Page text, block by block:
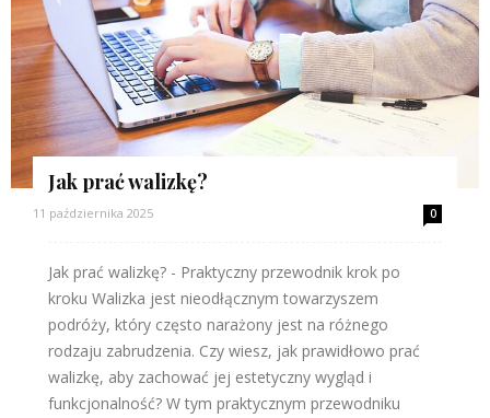
Jak prać walizkę?
11 października 2025 0
Jak prać walizkę? - Praktyczny przewodnik krok po
kroku Walizka jest nieodłącznym towarzyszem
podróży, który często narażony jest na różnego
rodzaju zabrudzenia. Czy wiesz, jak prawidłowo prać
walizkę, aby zachować jej estetyczny wygląd i
funkcjonalność? W tym praktycznym przewodniku